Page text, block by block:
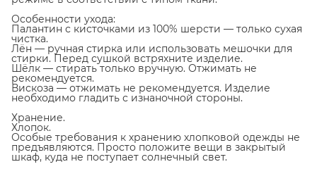
Особенности ухода:
Палантин с кисточками из 100% шерсти — только сухая
чистка.
Лён — ручная стирка или использовать мешочки для
стирки. Перед сушкой встряхните изделие.
Шёлк — стирать только вручную. Отжимать не
рекомендуется.
Вискоза — отжимать не рекомендуется. Изделие
необходимо гладить с изнаночной стороны.
Хранение.
Хлопок.
Особые требования к хранению хлопковой одежды не
предъявляются. Просто положите вещи в закрытый
шкаф, куда не поступает солнечный свет.